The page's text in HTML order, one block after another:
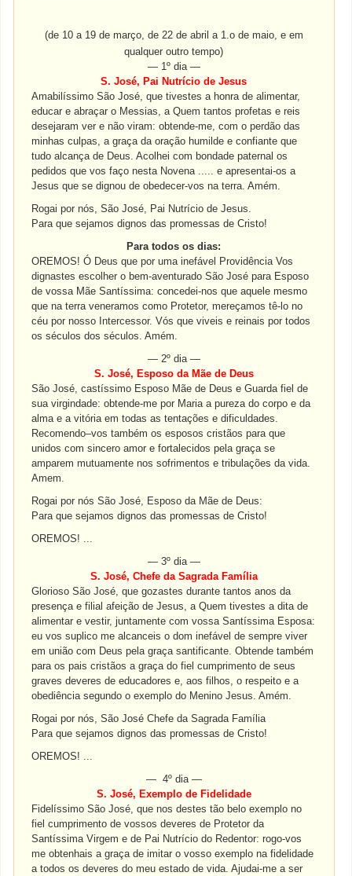
(de 10 a 19 de março, de 22 de abril a 1.o de maio, e em
qualquer outro tempo)
— 1º dia —
S. José, Pai Nutrício de Jesus
Amabilíssimo São José, que tivestes a honra de alimentar,
educar e abraçar o Messias, a Quem tantos profetas e reis
desejaram ver e não viram: obtende-me, com o perdão das
minhas culpas, a graça da oração humilde e confiante que
tudo alcança de Deus. Acolhei com bondade paternal os
pedidos que vos faço nesta Novena ..... e apresentai-os a
Jesus que se dignou de obedecer-vos na terra. Amém.
Rogai por nós, São José, Pai Nutrício de Jesus.
Para que sejamos dignos das promessas de Cristo!
Para todos os dias:
OREMOS! Ó Deus que por uma inefável Providência Vos
dignastes escolher o bem-aventurado São José para Esposo
de vossa Mãe Santíssima: concedei-nos que aquele mesmo
que na terra veneramos como Protetor, mereçamos tê-lo no
céu por nosso Intercessor. Vós que viveis e reinais por todos
os séculos dos séculos. Amém.
— 2º dia —
S. José, Esposo da Mãe de Deus
São José, castíssimo Esposo Mãe de Deus e Guarda fiel de
sua virgindade: obtende-me por Maria a pureza do corpo e da
alma e a vitória em todas as tentações e dificuldades.
Recomendo–vos também os esposos cristãos para que
unidos com sincero amor e fortalecidos pela graça se
amparem mutuamente nos sofrimentos e tribulações da vida.
Amem.
Rogai por nós São José, Esposo da Mãe de Deus:
Para que sejamos dignos das promessas de Cristo!
OREMOS! ...
— 3º dia —
S. José, Chefe da Sagrada Família
Glorioso São José, que gozastes durante tantos anos da
presença e filial afeição de Jesus, a Quem tivestes a dita de
alimentar e vestir, juntamente com vossa Santíssima Esposa:
eu vos suplico me alcanceis o dom inefável de sempre viver
em união com Deus pela graça santificante. Obtende também
para os pais cristãos a graça do fiel cumprimento de seus
graves deveres de educadores e, aos filhos, o respeito e a
obediência segundo o exemplo do Menino Jesus. Amém.
Rogai por nós, São José Chefe da Sagrada Família
Para que sejamos dignos das promessas de Cristo!
OREMOS! ...
— 4º dia —
S. José, Exemplo de Fidelidade
Fidelíssimo São José, que nos destes tão belo exemplo no
fiel cumprimento de vossos deveres de Protetor da
Santíssima Virgem e de Pai Nutrício do Redentor: rogo-vos
me obtenhais a graça de imitar o vosso exemplo na fidelidade
a todos os deveres do meu estado de vida. Ajudai-me a ser